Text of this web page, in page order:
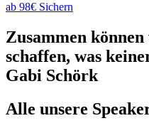
ab 98€ Sichern
Zusammen
schaffen, was
Gabi Schörk
Alle unsere